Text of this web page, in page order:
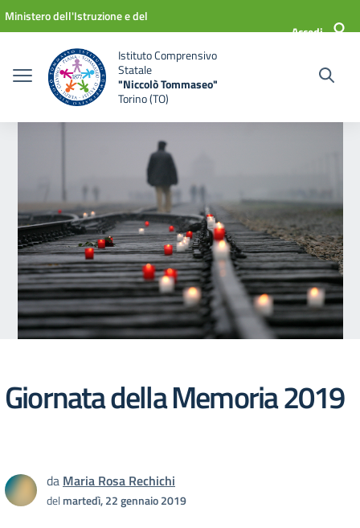
Vai ai contenuti
Vai al menu di navigazione
Vai al footer
Ministero dell'Istruzione e del
Accedi
Istituto Comprensivo
Statale
"Niccolò Tommaseo"
Torino (TO)
Giornata della Memoria 2019
da Maria Rosa Rechichi
delmartedì, 22 gennaio 2019